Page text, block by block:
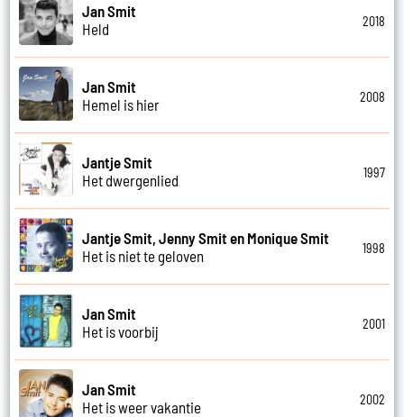
Jan Smit
Held
2018
Jan Smit
Hemel is hier
2008
Jantje Smit
Het dwergenlied
1997
Jantje Smit, Jenny Smit en Monique Smit
Het is niet te geloven
1998
Jan Smit
Het is voorbij
2001
Jan Smit
Het is weer vakantie
2002